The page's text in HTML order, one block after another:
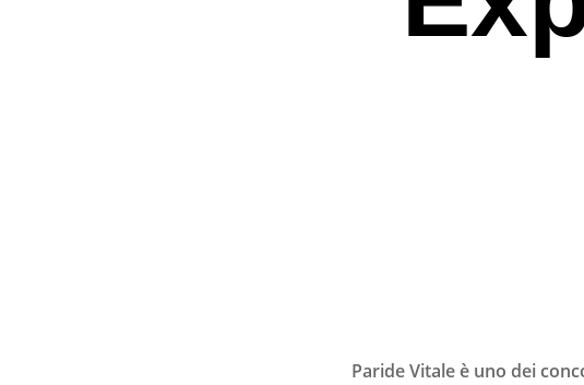
Paride Vitale è uno dei